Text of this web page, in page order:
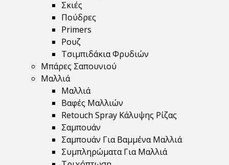
Σκιές
Πούδρες
Primers
Ρουζ
Τσιμπιδάκια Φρυδιών
Μπάρες Σαπουνιού
Μαλλιά
Μαλλιά
Βαφές Μαλλιών
Retouch Spray Κάλυψης Ρίζας
Σαμπουάν
Σαμπουάν Για Βαμμένα Μαλλιά
Συμπληρώματα Για Μαλλιά